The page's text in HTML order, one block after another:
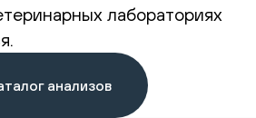
лабораториях
анализов